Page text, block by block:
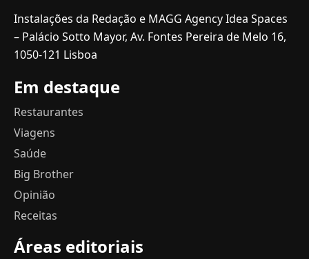
Instalações da Redação e MAGG Agency Idea Spaces
– Palácio Sotto Mayor, Av. Fontes Pereira de Melo 16,
1050-121 Lisboa
Em destaque
Restaurantes
Viagens
Saúde
Big Brother
Opinião
Receitas
Áreas editoriais